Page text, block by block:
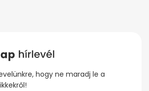
hogy ne maradj le a